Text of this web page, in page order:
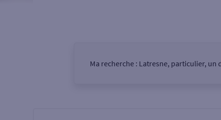
Ma recherche : Latresne, particulier,